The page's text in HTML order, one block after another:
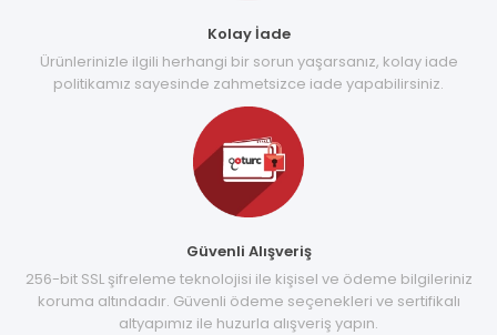
Kolay İade
Ürünlerinizle ilgili herhangi bir sorun yaşarsanız, kolay iade
politikamız sayesinde zahmetsizce iade yapabilirsiniz.
Güvenli Alışveriş
256-bit SSL şifreleme teknolojisi ile kişisel ve ödeme bilgileriniz
koruma altındadır. Güvenli ödeme seçenekleri ve sertifikalı
altyapımız ile huzurla alışveriş yapın.